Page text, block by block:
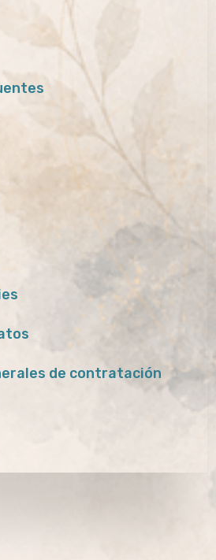
de contratación